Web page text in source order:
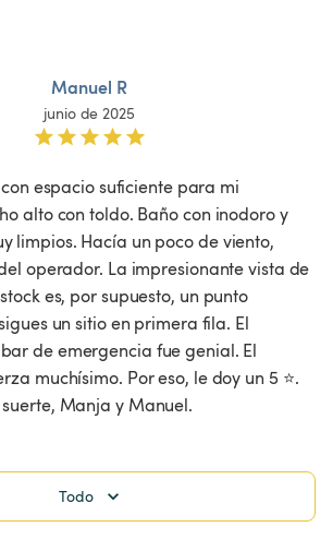
Manuel R
junio de 2025
espacio suficiente para mi
alto con toldo. Baño con inodoro y
limpios. Hacía un poco de viento,
operador. La impresionante vista de
es, por supuesto, un punto
un sitio en primera fila. El
de emergencia fue genial. El
muchísimo. Por eso, le doy un 5 ⭐.
Manja y Manuel.
Todo